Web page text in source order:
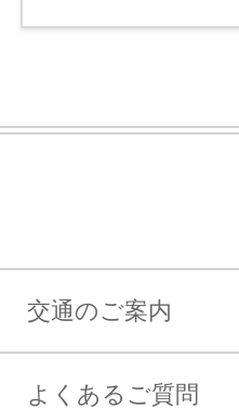
交通のご案内
よくあるご質問